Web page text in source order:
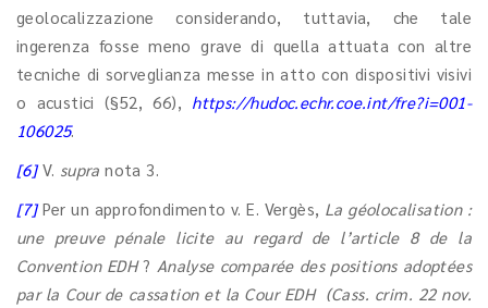
geolocalizzazione considerando, tuttavia, che tale
ingerenza fosse meno grave di quella attuata con altre
tecniche di sorveglianza messe in atto con dispositivi visivi
o acustici (§52, 66), https://hudoc.echr.coe.int/fre?i=001-
106025.
[6]V. supra nota 3.
[7]Per un approfondimento v. E. Vergès, La géolocalisation :
une preuve pénale licite au regard de l’article 8 de la
Convention EDH? Analyse comparée des positions adoptées
par la Cour de cassation et la Cour EDH (Cass. crim. 22 nov.